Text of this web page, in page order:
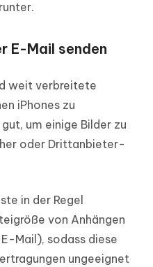
E-Mail senden
weit verbreitete
iPhones zu
um einige Bilder zu
oder Drittanbieter-
in der Regel
von Anhängen
Mail), sodass diese
ungeeignet